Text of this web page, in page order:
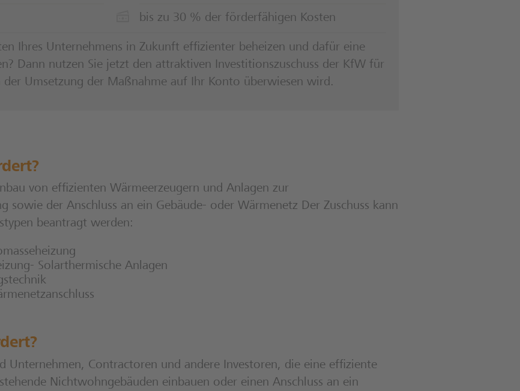
bis zu 30 % der förderfähigen Kosten
Ihres Unternehmens in Zukunft effizienter beheizen und dafür eine
Dann nutzen Sie jetzt den attraktiven Investitionszuschuss der KfW für
Umsetzung der Maßnahme auf Ihr Konto überwiesen wird.
von effizienten Wärmeerzeugern und Anlagen zur
sowie der Anschluss an ein Gebäude- oder Wärmenetz Der Zuschuss kann
beantragt werden:
Solarthermische Anlagen
Unternehmen, Contractoren und andere Investoren, die eine effiziente
Nichtwohngebäuden einbauen oder einen Anschluss an ein